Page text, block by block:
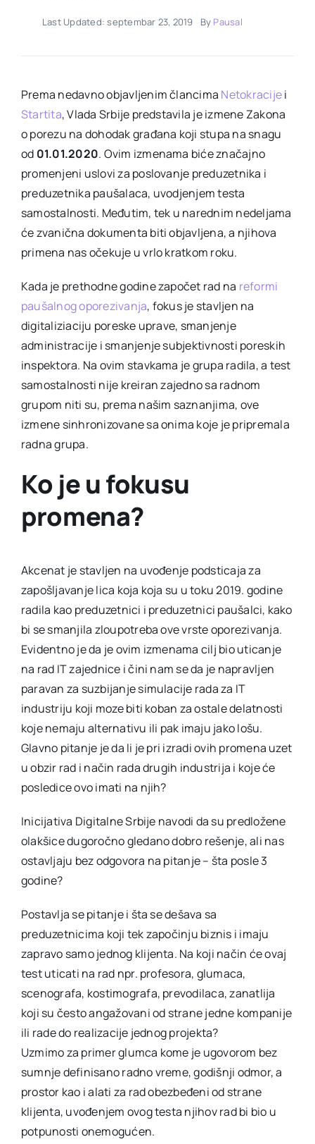
Last Updated: septembar 23, 2019 By Pausal
Prema nedavno objavljenim člancima Netokracijei
Startita, Vlada Srbije predstavila je izmene Zakona
o porezu na dohodak građana koji stupa na snagu
od 01.01.2020. Ovim izmenama biće značajno
promenjeni uslovi za poslovanje preduzetnika i
preduzetnika paušalaca, uvodjenjem testa
samostalnosti. Međutim, tek u narednim nedeljama
će zvanična dokumenta biti objavljena, a njihova
primena nas očekuje u vrlo kratkom roku.
Kada je prethodne godine započet rad na reformi
paušalnog oporezivanja, fokus je stavljen na
digitaliziaciju poreske uprave, smanjenje
administracije i smanjenje subjektivnosti poreskih
inspektora. Na ovim stavkama je grupa radila, a test
samostalnosti nije kreiran zajedno sa radnom
grupom niti su, prema našim saznanjima, ove
izmene sinhronizovane sa onima koje je pripremala
radna grupa.
Ko je u fokusu
promena?
Akcenat je stavljen na uvođenje podsticaja za
zapošljavanje lica koja koja su u toku 2019. godine
radila kao preduzetnici i preduzetnici paušalci, kako
bi se smanjila zloupotreba ove vrste oporezivanja.
Evidentno je da je ovim izmenama cilj bio uticanje
na rad IT zajednice i čini nam se da je napravljen
paravan za suzbijanje simulacije rada za IT
industriju koji moze biti koban za ostale delatnosti
koje nemaju alternativu ili pak imaju jako lošu.
Glavno pitanje je da li je pri izradi ovih promena uzet
u obzir rad i način rada drugih industrija i koje će
posledice ovo imati na njih?
Inicijativa Digitalne Srbije navodi da su predložene
olakšice dugoročno gledano dobro rešenje, ali nas
ostavljaju bez odgovora na pitanje – šta posle 3
godine?
Postavlja se pitanje i šta se dešava sa
preduzetnicima koji tek započinju biznis i imaju
zapravo samo jednog klijenta. Na koji način će ovaj
test uticati na rad npr. profesora, glumaca,
scenografa, kostimografa, prevodilaca, zanatlija
koji su često angažovani od strane jedne kompanije
ili rade do realizacije jednog projekta?
Uzmimo za primer glumca kome je ugovorom bez
sumnje definisano radno vreme, godišnji odmor, a
prostor kao i alati za rad obezbeđeni od strane
klijenta, uvođenjem ovog testa njihov rad bi bio u
potpunosti onemogućen.